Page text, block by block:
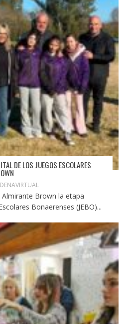
DE LOS JUEGOS ESCOLARES
Brown la etapa
Bonaerenses (JEBO)...